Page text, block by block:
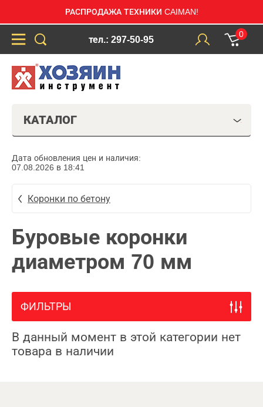
РАСПРОДАЖА ТЕХНИКИ CAIMAN!
тел.: 297-50-95
0
КАТАЛОГ
Дата обновления цен и наличия:
07.08.2026 в 18:41
Коронки по бетону
Буровые коронки
диаметром 70 мм
ФИЛЬТРЫ
В данный момент в этой категории нет
товара в наличии